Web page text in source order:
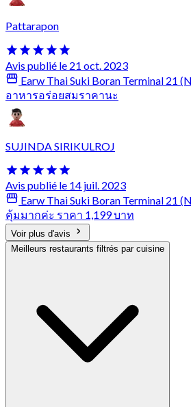
Pattarapon
Avis publié le 21 oct. 2023
Earw Thai Suki Boran Terminal 21
อาหารอร่อยสมราคานะ
SUJINDA SIRIKULROJ
Avis publié le 14 juil. 2023
Earw Thai Suki Boran Terminal 21
คุ้มมากค่ะ ราคา 1,199 บาท
Voir plus d'avis
Meilleurs restaurants filtrés par cuisine